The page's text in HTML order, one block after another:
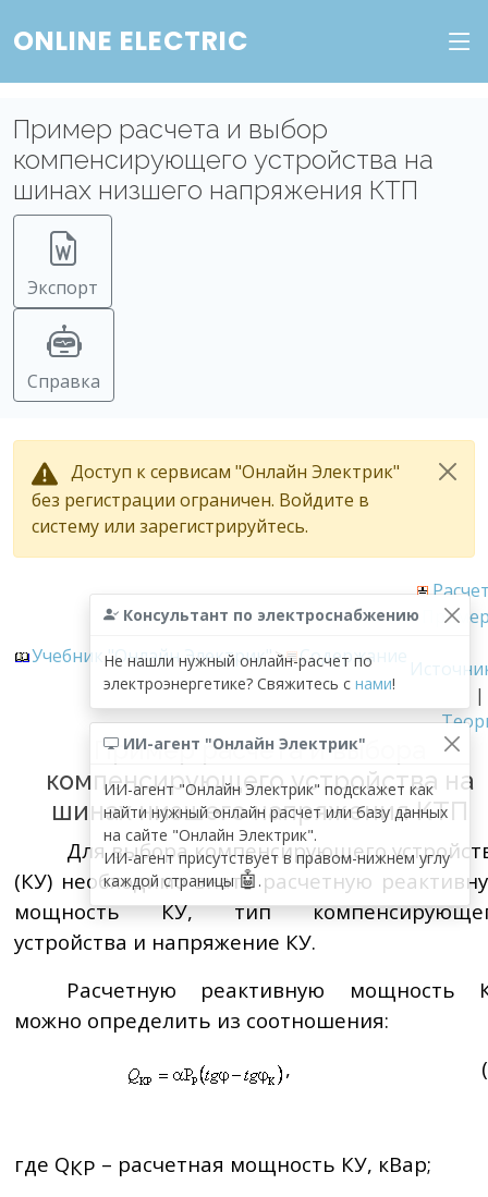
ONLINE ELECTRIC
Пример расчета и выбор
компенсирующего устройства на
шинах низшего напряжения КТП
Экспорт
Справка
Доступ к сервисам "Онлайн Электрик"
без регистрации ограничен. Войдите в
систему или зарегистрируйтесь.
Консультант по электроснабжению
Не нашли нужный онлайн-расчет по
электроэнергетике? Свяжитесь с нами!
ИИ-агент "Онлайн Электрик"
ИИ-агент "Онлайн Электрик" подскажет как
найти нужный онлайн расчет или базу данных
на сайте "Онлайн Электрик".
ИИ-агент присутствует в правом-нижнем углу
каждой страницы🤖 .
Учебник "Онлайн Электрик"> Содержание
|
Пример расчета и выбора
компенсирующего устройства на
шинах низшего напряжения КТП
Для выбора компенсирующего
(КУ) необходимо знать расчетную
мощность КУ, тип
устройства и напряжение КУ.
Расчетную реактивную мощность
можно определить из соотношения:
,
где QКР – расчетная мощность КУ, кВар;